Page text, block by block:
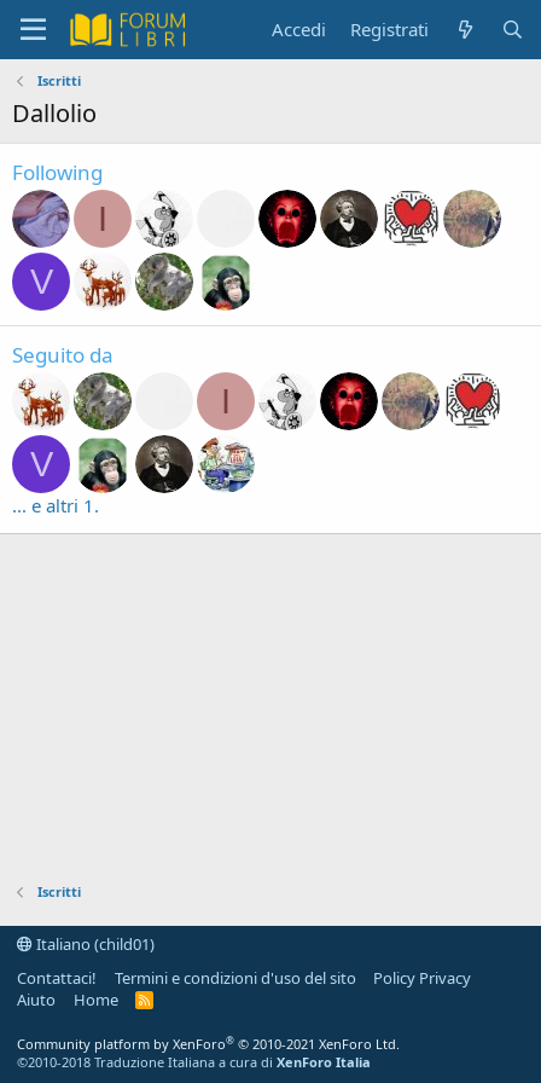
Accedi Registrati
Iscritti
Dallolio
Following
I
V
Seguito da
I
V
... e altri 1.
Iscritti
Italiano (child01)
Contattaci!
Termini e condizioni d'uso del sito
Policy Privacy
Aiuto
Home
R
Community platform by XenForo® © 2010-2021 XenForo Ltd.
©2010-2018 Traduzione Italiana a cura di XenForo Italia